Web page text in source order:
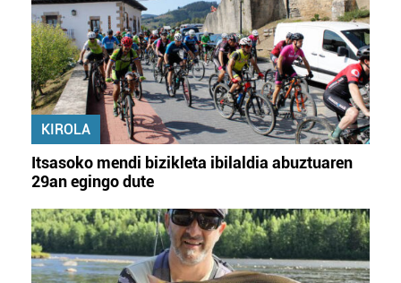
KIROLA
Itsasoko mendi bizikleta ibilaldia abuztuaren
29an egingo dute